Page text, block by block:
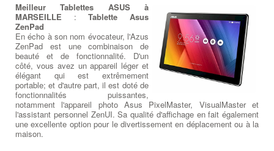
Meilleur Tablettes ASUS à
MARSEILLE :Tablette Asus
ZenPad
En écho à son nom évocateur, l'Azus
ZenPad est une combinaison de
beauté et de fonctionnalité. D'un
côté, vous avez un appareil léger et
élégant qui est extrêmement
portable; et d'autre part, il est doté de
fonctionnalités puissantes,
notamment l'appareil photo Asus PixelMaster, VisualMaster et
l'assistant personnel ZenUI. Sa qualité d'affichage en fait également
une excellente option pour le divertissement en déplacement ou à la
maison.